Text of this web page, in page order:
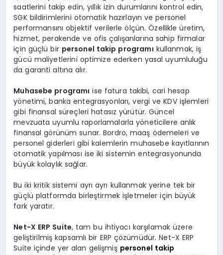
saatlerini takip edin, yıllık izin durumlarını kontrol edin,
SGK bildirimlerini otomatik hazırlayın ve personel
performansını objektif verilerle ölçün. Özellikle üretim,
hizmet, perakende ve ofis çalışanlarına sahip firmalar
için güçlü bir personel takip programı kullanmak, iş
gücü maliyetlerini optimize ederken yasal uyumluluğu
da garanti altına alır.
Muhasebe programı ise fatura takibi, cari hesap
yönetimi, banka entegrasyonları, vergi ve KDV işlemleri
gibi finansal süreçleri hatasız yürütür. Güncel
mevzuata uyumlu raporlamalarla yöneticilere anlık
finansal görünüm sunar. Bordro, maaş ödemeleri ve
personel giderleri gibi kalemlerin muhasebe kayıtlarının
otomatik yapılması ise iki sistemin entegrasyonunda
büyük kolaylık sağlar.
Bu iki kritik sistemi ayrı ayrı kullanmak yerine tek bir
güçlü platformda birleştirmek işletmeler için büyük
fark yaratır.
Net-X ERP Suite, tam bu ihtiyacı karşılamak üzere
geliştirilmiş kapsamlı bir ERP çözümüdür. Net-X ERP
Suite içinde yer alan gelişmiş personel takip